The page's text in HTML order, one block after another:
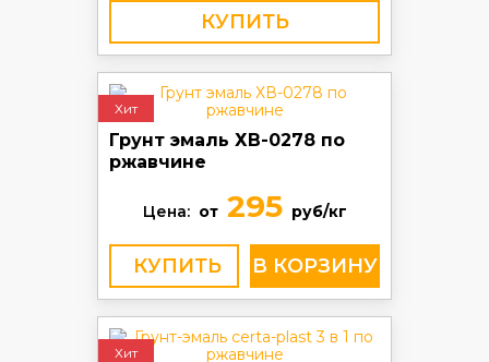
КУПИТЬ
Хит
Грунт эмаль ХВ-0278 по
ржавчине
Цена: от295 руб/кг
КУПИТЬ
Хит